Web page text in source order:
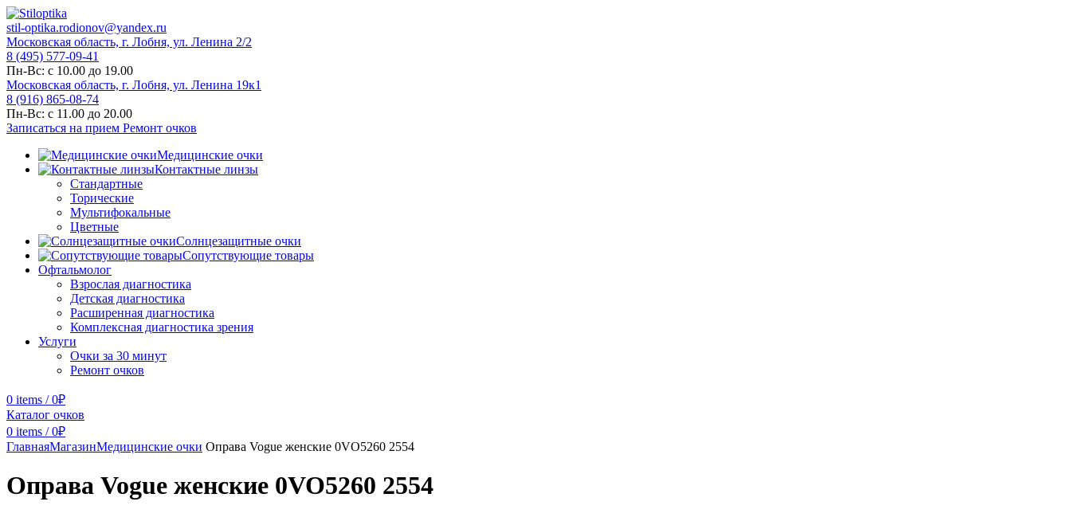
stil-optika.rodionov@yandex.ru
Московская область, г. Лобня, ул. Ленина 2/2
8 (495) 577-09-41
Пн-Вс: с 10.00 до 19.00
Московская область, г. Лобня, ул. Ленина 19к1
8 (916) 865-08-74
Пн-Вс: с 11.00 до 20.00
Записаться на прием Ремонт очков
Медицинские очки
Контактные линзы
Стандартные
Торические
Мультифокальные
Цветные
Солнцезащитные очки
Сопутствующие товары
Офтальмолог
Взрослая диагностика
Детская диагностика
Расширенная диагностика
Комплексная диагностика зрения
Услуги
Очки за 30 минут
Ремонт очков
0 items / 0₽
Каталог очков
0 items / 0₽
ГлавнаяМагазинМедицинские очки Оправа Vogue женские 0VO5260 2554
Оправа Vogue женские 0VO5260 2554